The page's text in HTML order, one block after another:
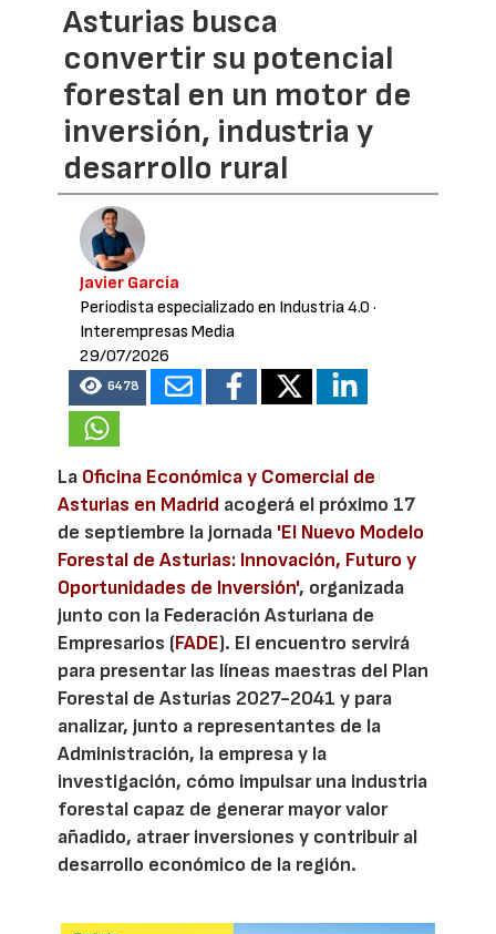
Asturias busca
convertir su potencial
forestal en un motor de
inversión, industria y
desarrollo rural
Javier García
Periodista especializado en Industria 4.0 ·
Interempresas Media
29/07/2026
6478
La Oficina Económica y Comercial de
Asturias en Madrid acogerá el próximo 17
de septiembre la jornada 'El Nuevo Modelo
Forestal de Asturias: Innovación, Futuro y
Oportunidades de Inversión', organizada
junto con la Federación Asturiana de
Empresarios (FADE). El encuentro servirá
para presentar las líneas maestras del Plan
Forestal de Asturias 2027-2041 y para
analizar, junto a representantes de la
Administración, la empresa y la
investigación, cómo impulsar una industria
forestal capaz de generar mayor valor
añadido, atraer inversiones y contribuir al
desarrollo económico de la región.